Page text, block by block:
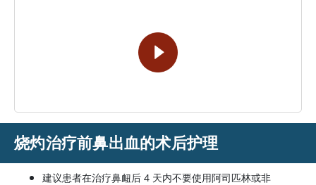
烧灼治疗前鼻出血的术后护理
建议患者在治疗鼻衄后 4 天内不要使用阿司匹林或非